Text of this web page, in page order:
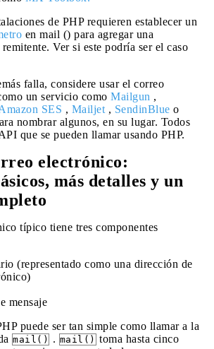
de PHP requieren establecer un
en mail () para agregar una
Ver si este podría ser el caso
falla, considere usar el correo
un servicio como Mailgun ,
SES , Mailjet , SendinBlue o
nombrar algunos, en su lugar. Todos
que se pueden llamar usando PHP.
electrónico:
más detalles y un
típico tiene tres componentes
(representado como una dirección de
mensaje
puede ser tan simple como llamar a la
mail() . mail() toma hasta cinco